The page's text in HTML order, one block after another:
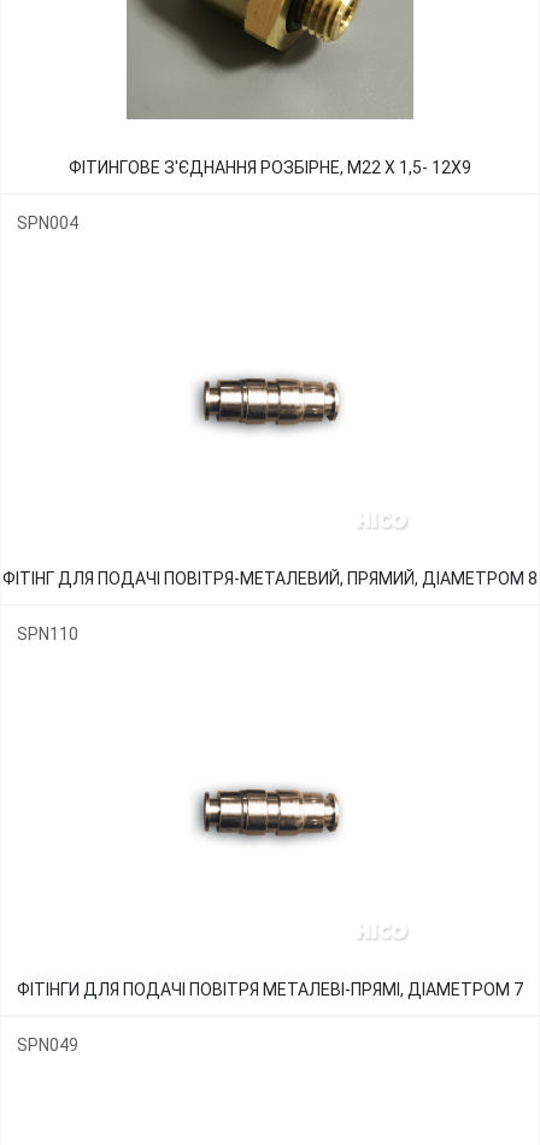
ФІТИНГОВЕ З'ЄДНАННЯ РОЗБІРНЕ, М22 Х 1,5- 12Х9
SPN004
ФІТІНГ ДЛЯ ПОДАЧІ ПОВІТРЯ-МЕТАЛЕВИЙ, ПРЯМИЙ, ДІАМЕТРОМ 8
SPN110
ФІТІНГИ ДЛЯ ПОДАЧІ ПОВІТРЯ МЕТАЛЕВІ-ПРЯМІ, ДІАМЕТРОМ 7
SPN049